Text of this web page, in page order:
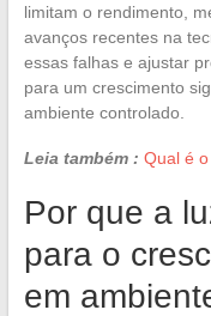
limitam o rendimento,
avanços recentes na
essas falhas e ajustar
para um crescimento
ambiente controlado.
Leia também : Qual é
Por que a
para o
em